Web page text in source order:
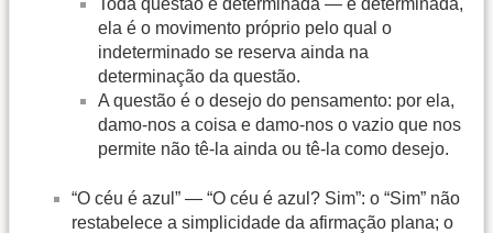
Toda questão é determinada — e determinada,
ela é o movimento próprio pelo qual o
indeterminado se reserva ainda na
determinação da questão.
A questão é o desejo do pensamento: por ela,
damo-nos a coisa e damo-nos o vazio que nos
permite não tê-la ainda ou tê-la como desejo.
“O céu é azul” — “O céu é azul? Sim”: o “Sim” não
restabelece a simplicidade da afirmação plana; o